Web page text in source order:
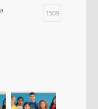
1509
Добоја 1426